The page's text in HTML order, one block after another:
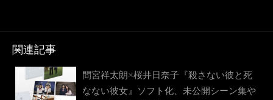
関連記事
間宮祥太朗×桜井日奈子『殺さない彼と死
なない彼女』ソフト化、未公開シーン集や